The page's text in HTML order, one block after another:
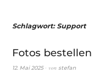
Schlagwort: Support
Fotos bestellen
12. Mai 2025 von stefan